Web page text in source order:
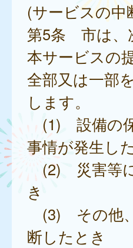
(サービスの中
第5条 市は、
本サービスの
全部又は一部
します。
(1) 設備の
事情が発生し
(2) 災害等
き
(3) その他
断したとき